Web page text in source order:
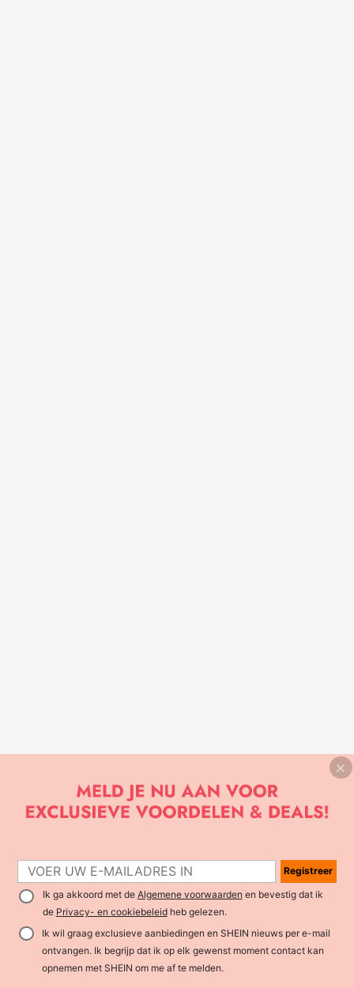
Registreer
Ik ga akkoord met de Algemene voorwaarden en bevestig dat ik
de Privacy- en cookiebeleidheb gelezen.
Ik wil graag exclusieve aanbiedingen en SHEIN nieuws per e-mail
ontvangen. Ik begrijp dat ik op elk gewenst moment contact kan
opnemen met SHEIN om me af te melden.